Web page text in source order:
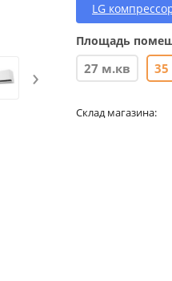
›
LG
Площадь
27 м.кв
Склад магазина: